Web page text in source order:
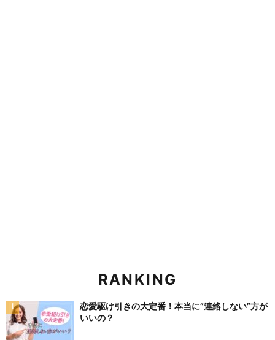
RANKING
恋愛駆け引きの大定番！本当に”連絡しない”方が
いいの？